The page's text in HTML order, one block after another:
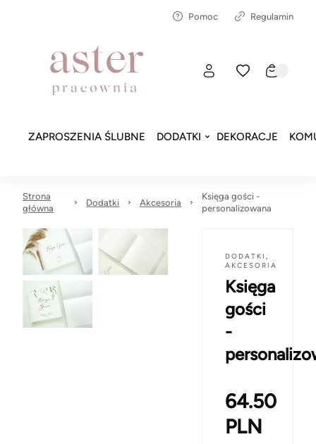
Pomoc Regulamin
ZAPROSZENIA ŚLUBNE DODATKI DEKORACJE
Strona
główna
Dodatki Akcesoria
Księga gości -
personalizowana
DODATKI,
AKCESORIA
Księga
gości
-
64.50
PLN